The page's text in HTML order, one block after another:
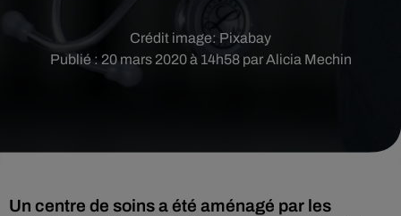
Publié : 20 mars 2020 à 14h58 par Alicia Mechin
Crédit image: Pixabay
Un centre de soins a été aménagé par les